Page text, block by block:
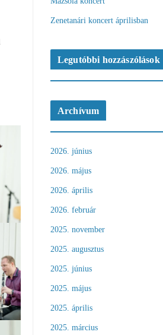
Zenetanári koncert áprilisban
Legutóbbi hozzászólások
Archívum
2026. június
2026. május
2026. április
2026. február
2025. november
2025. augusztus
2025. június
2025. május
2025. április
2025. március